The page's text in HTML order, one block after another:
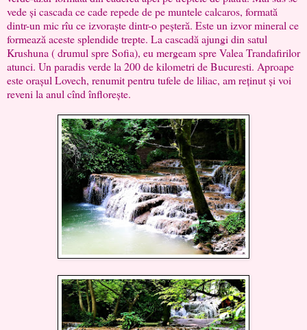
vede și cascada ce cade repede de pe muntele calcaros, formată
dintr-un mic rîu ce izvoraște dintr-o peșteră. Este un izvor mineral ce
formează aceste splendide trepte. La cascadă ajungi din satul
Krushuna ( drumul spre Sofia), eu mergeam spre Valea Trandafirilor
atunci. Un paradis verde la 200 de kilometri de Bucuresti. Aproape
este orașul Lovech, renumit pentru tufele de liliac, am reținut și voi
reveni la anul cînd înflorește.